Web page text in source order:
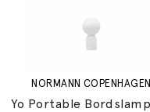
NORMANN COPENHAGEN